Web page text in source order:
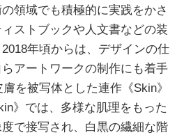
領域でも積極的に実践をかさ
ストブックや人文書などの装
年頃からは、デザインの仕
アートワークの制作にも着手
を被写体とした連作《Skin》
》では、多様な肌理をもった
で接写され、白黒の繊細な階